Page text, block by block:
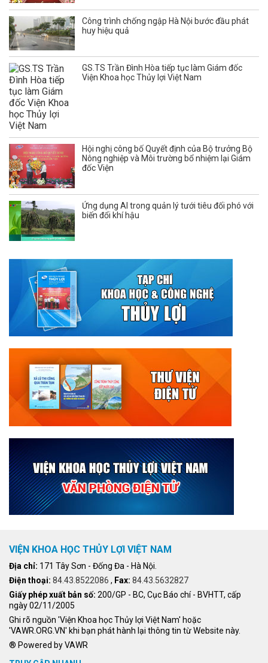
Công trình chống ngập Hà Nội bước đầu phát
huy hiệu quả
GS.TS Trần Đình Hòa tiếp tục làm Giám đốc
Viện Khoa học Thủy lợi Việt Nam
Hội nghị công bố Quyết định của Bộ trưởng Bộ
Nông nghiệp và Môi trường bổ nhiệm lại Giám
đốc Viện
Ứng dụng AI trong quản lý tưới tiêu đối phó với
biến đổi khí hậu
VIỆN KHOA HỌC THỦY LỢI VIỆT NAM
Địa chỉ: 171 Tây Sơn - Đống Đa - Hà Nội.
Điện thoại: 84.43.8522086 , Fax: 84.43.5632827
Giấy phép xuất bản số: 200/GP - BC, Cục Báo chí - BVHTT, cấp
ngày 02/11/2005
Ghi rõ nguồn 'Viện Khoa học Thủy lợi Việt Nam' hoặc
'VAWR.ORG.VN' khi bạn phát hành lại thông tin từ Website này.
® Powered by VAWR